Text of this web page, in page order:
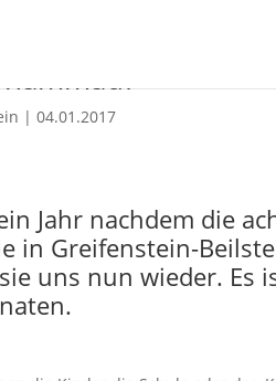
|04.01.2017
Jahr nachdem die
in Greifenstein-
uns nun wieder. Es